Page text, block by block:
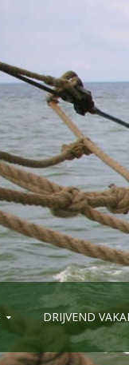
DRIJVEND